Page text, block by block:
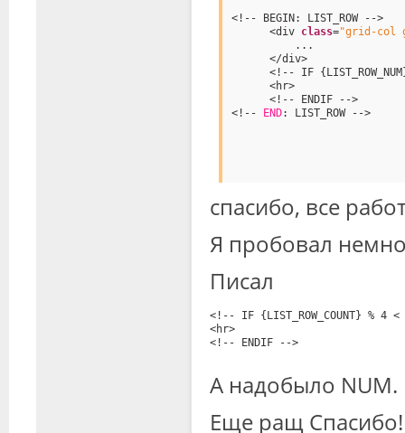
<!-- BEGIN: LIST_ROW -->
<div class="grid-col
...
</div>
<!-- IF
<hr>
<!-- ENDIF -->
<!--
END: LIST_ROW -->
спасибо, все
Я пробовал
Писал
<!-- IF {LIST_ROW_COUNT} % 4
<hr>
<!-- ENDIF -->
А надобыло NUM.
Еще ращ Спасибо!